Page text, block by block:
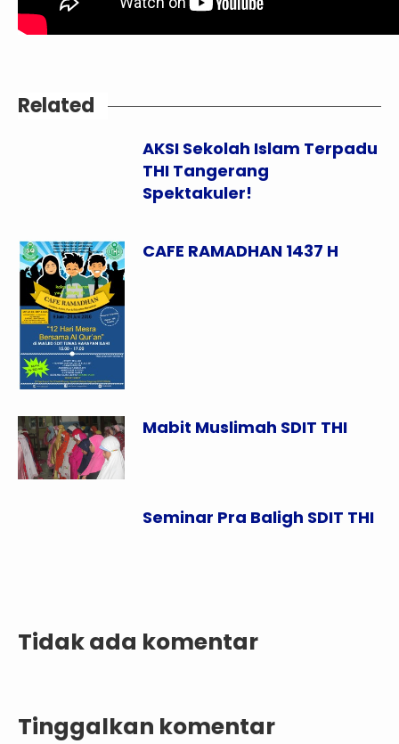
Related
AKSI Sekolah Islam Terpadu
THI Tangerang
Spektakuler!
CAFE RAMADHAN 1437 H
Mabit Muslimah SDIT THI
Seminar Pra Baligh SDIT THI
Tidak ada komentar
Tinggalkan komentar